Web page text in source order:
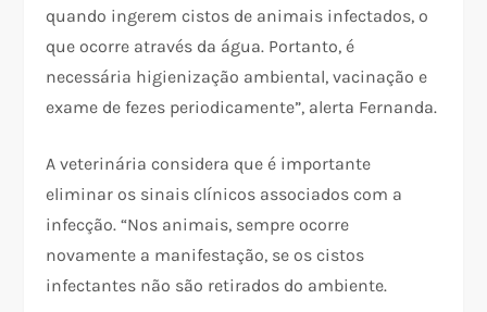
quando ingerem cistos de animais infectados, o
que ocorre através da água. Portanto, é
necessária higienização ambiental, vacinação e
exame de fezes periodicamente”, alerta Fernanda.
A veterinária considera que é importante
eliminar os sinais clínicos associados com a
infecção. “Nos animais, sempre ocorre
novamente a manifestação, se os cistos
infectantes não são retirados do ambiente.